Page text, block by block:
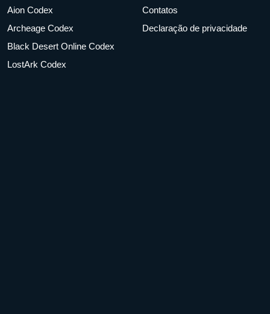
Aion Codex
Archeage Codex
Black Desert Online Codex
LostArk Codex
Contatos
Declaração de privacidade